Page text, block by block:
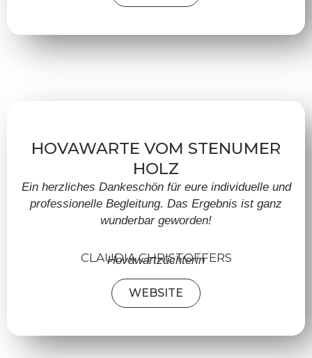
HOVAWARTE VOM STENUMER
HOLZ
Ein herzliches Dankeschön für eure individuelle und
professionelle Begleitung. Das Ergebnis ist ganz
wunderbar geworden!
CLAUDIA CHRISTOFFERS
Hovawartzüchterin
WEBSITE